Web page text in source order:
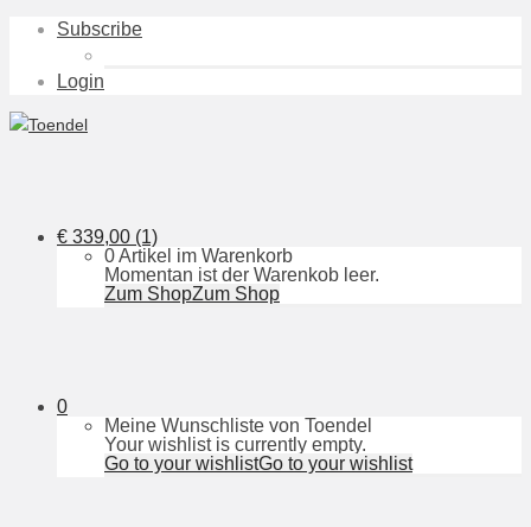
Subscribe
Login
€ 339,00 (1)
0 Artikel im Warenkorb
Momentan ist der Warenkob leer.
Zum ShopZum Shop
0
Meine Wunschliste von Toendel
Your wishlist is currently empty.
Go to your wishlistGo to your wishlist